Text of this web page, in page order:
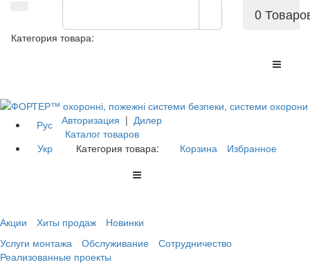
0
Категория товара:
Рус
Укр
Авторизация | Дилер
Каталог товаров
Категория товара:
Корзина Избранное
Акции Хиты продаж
Новинки
Услуги монтажа
Обслуживание
Сотрудничество
Реализованные проекты